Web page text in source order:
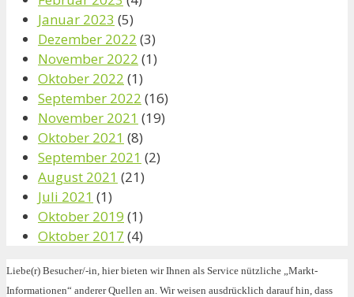
Januar 2023 (5)
Dezember 2022 (3)
November 2022 (1)
Oktober 2022 (1)
September 2022 (16)
November 2021 (19)
Oktober 2021 (8)
September 2021 (2)
August 2021 (21)
Juli 2021 (1)
Oktober 2019 (1)
Oktober 2017 (4)
Liebe(r) Besucher/-in, hier bieten wir Ihnen als Service nützliche „Markt-
Informationen“ anderer Quellen an. Wir weisen ausdrücklich darauf hin, dass